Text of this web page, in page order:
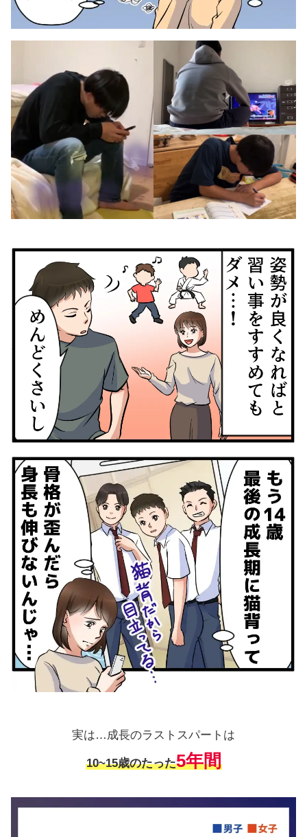
実は…成長のラストスパートは
10~15歳のたった5年間